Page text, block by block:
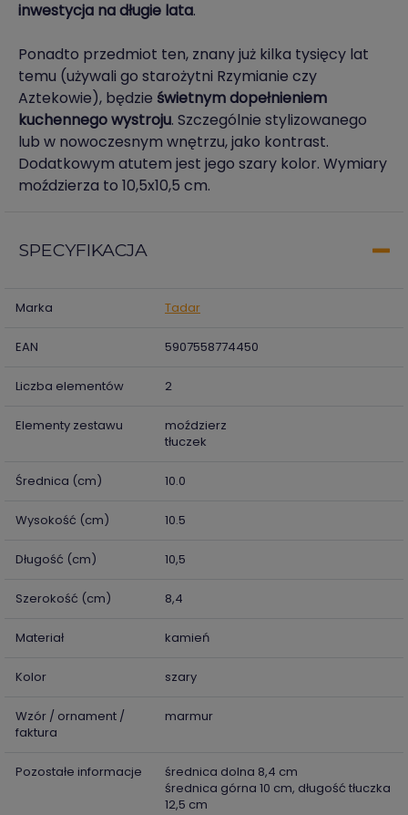
inwestycja na długie lata.
Ponadto przedmiot ten, znany już kilka tysięcy lat
temu (używali go starożytni Rzymianie czy
Aztekowie), będzie świetnym dopełnieniem
kuchennego wystroju. Szczególnie stylizowanego
lub w nowoczesnym wnętrzu, jako kontrast.
Dodatkowym atutem jest jego szary kolor. Wymiary
moździerza to 10,5x10,5 cm.
SPECYFIKACJA
Marka Tadar
EAN 5907558774450
Liczba elementów 2
Elementy zestawu
moździerz
tłuczek
Średnica (cm) 10.0
Wysokość (cm) 10.5
Długość (cm) 10,5
Szerokość (cm) 8,4
Materiał kamień
Kolor szary
Wzór / ornament /
faktura
marmur
Pozostałe informacje
średnica dolna 8,4 cm
średnica górna 10 cm, długość tłuczka
12,5 cm